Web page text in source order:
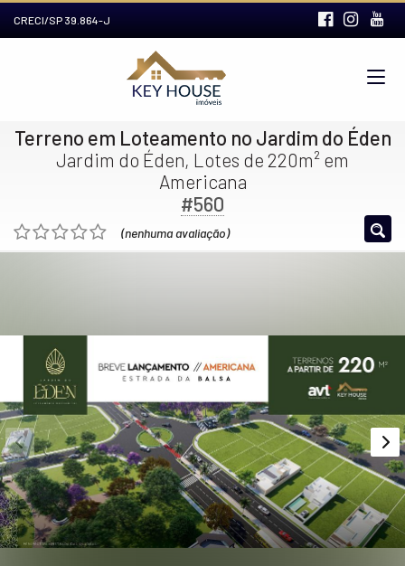
CRECI/SP 39.864-J
Terreno em Loteamento no Jardim do Éden
Jardim do Éden, Lotes de 220m² em
Americana
#560
(nenhuma avaliação)